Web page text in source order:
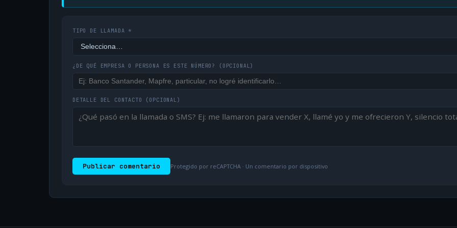
TIPO DE LLAMADA *
¿DE QUÉ EMPRESA O PERSONA ES ESTE NÚMERO? (OPCIONAL)
DETALLE DEL CONTACTO (OPCIONAL)
Publicar comentario Protegido por reCAPTCHA · Un comentario por dispositivo